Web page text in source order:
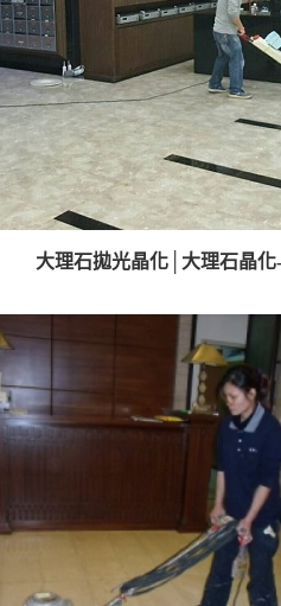
大理石拋光晶化│大理石晶化